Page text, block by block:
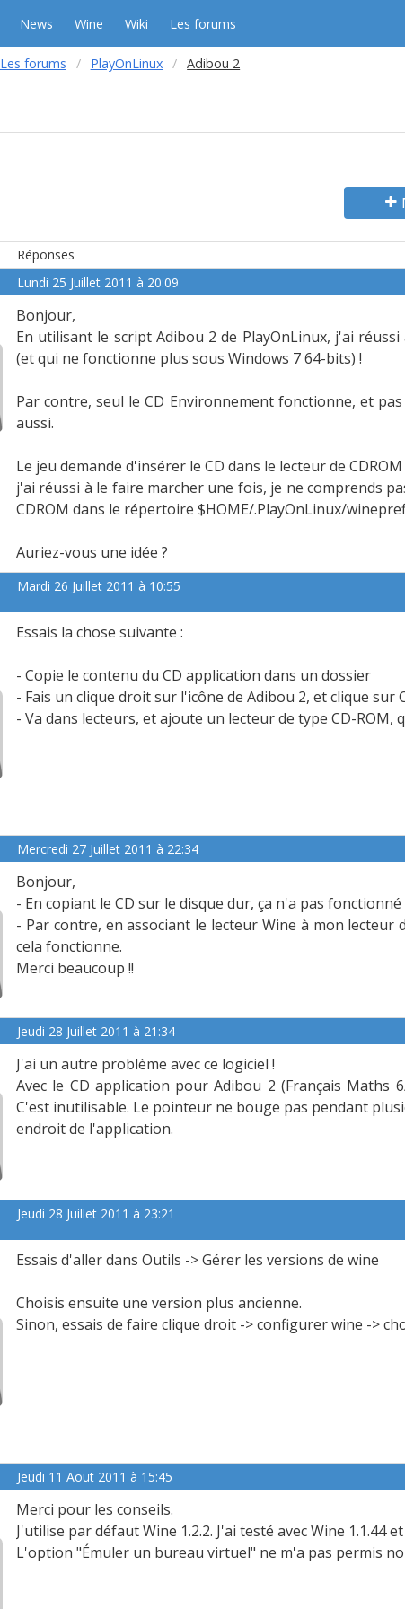
News Wine Wiki Les forums
Les forums PlayOnLinux Adibou 2
Réponses
Lundi 25 Juillet 2011 à 20:09
Bonjour,
En utilisant le script Adibou 2 de PlayOnLinux, j'ai
(et qui ne fonctionne plus sous Windows 7 64-bits) !
Par contre, seul le CD Environnement fonctionne, et
aussi.
Le jeu demande d'insérer le CD dans le lecteur de
j'ai réussi à le faire marcher une fois, je ne comprends
CDROM dans le répertoire $HOME/.PlayOnLinux/
Auriez-vous une idée ?
Mardi 26 Juillet 2011 à 10:55
Essais la chose suivante :
- Copie le contenu du CD application dans un dossier
- Fais un clique droit sur l'icône de Adibou 2, et clique sur
- Va dans lecteurs, et ajoute un lecteur de type CD-
Mercredi 27 Juillet 2011 à 22:34
Bonjour,
- En copiant le CD sur le disque dur, ça n'a pas fonctionné
- Par contre, en associant le lecteur Wine à mon lecteur
cela fonctionne.
Merci beaucoup !!
Jeudi 28 Juillet 2011 à 21:34
J'ai un autre problème avec ce logiciel !
Avec le CD application pour Adibou 2 (Français Maths
C'est inutilisable. Le pointeur ne bouge pas pendant
endroit de l'application.
Jeudi 28 Juillet 2011 à 23:21
Essais d'aller dans Outils -> Gérer les versions de wine
Choisis ensuite une version plus ancienne.
Sinon, essais de faire clique droit -> configurer wine ->
Jeudi 11 Aoüt 2011 à 15:45
Merci pour les conseils.
J'utilise par défaut Wine 1.2.2. J'ai testé avec Wine 1.1.44 et
L'option "Émuler un bureau virtuel" ne m'a pas permis